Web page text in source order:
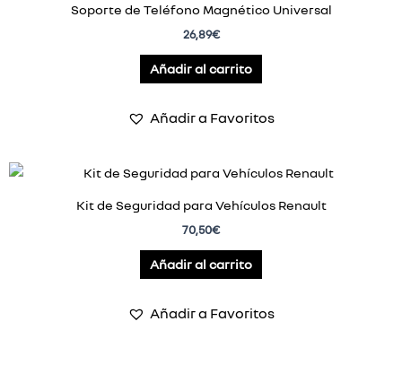
Soporte de Teléfono Magnético Universal
26,89€
Añadir al carrito
Añadir a Favoritos
Kit de Seguridad para Vehículos Renault
70,50€
Añadir al carrito
Añadir a Favoritos